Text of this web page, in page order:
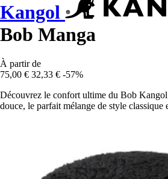
Kangol
Bob Manga
À partir de
75,00 € 32,33 € -57%
Découvrez le confort ultime du Bob
douce, le parfait mélange de style classique